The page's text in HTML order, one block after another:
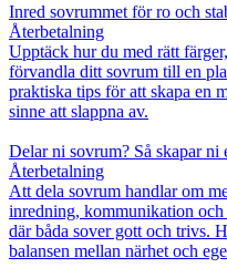
Inred sovrummet för ro och
Återbetalning
Upptäck hur du med rätt
förvandla ditt sovrum till en
praktiska tips för att skapa en
sinne att slappna av.
Delar ni sovrum? Så skapar ni
Återbetalning
Att dela sovrum handlar om
inredning, kommunikation
där båda sover gott och trivs.
balansen mellan närhet och